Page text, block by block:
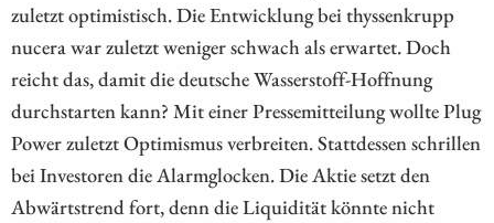
zuletzt optimistisch. Die Entwicklung bei thyssenkrupp
nucera war zuletzt weniger schwach als erwartet. Doch
reicht das, damit die deutsche Wasserstoff-Hoffnung
durchstarten kann? Mit einer Pressemitteilung wollte Plug
Power zuletzt Optimismus verbreiten. Stattdessen schrillen
bei Investoren die Alarmglocken. Die Aktie setzt den
Abwärtstrend fort, denn die Liquidität könnte nicht